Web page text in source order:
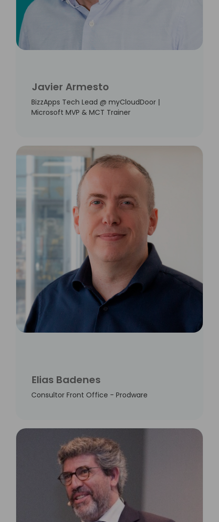
Javier Armesto
BizzApps Tech Lead @ myCloudDoor |
Microsoft MVP & MCT Trainer
Elias Badenes
Consultor Front Office - Prodware